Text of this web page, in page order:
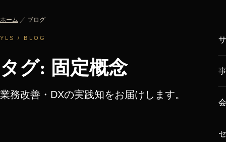
ホーム ／ ブログ
YLS / BLOG
タグ: 固定概念
業務改善・DXの実践知をお届けします。